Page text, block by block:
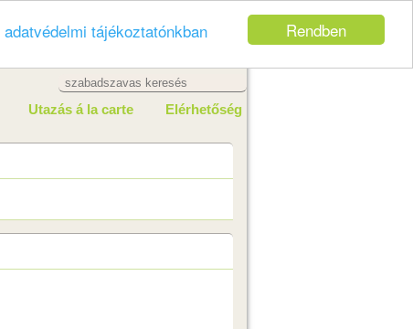
Rendben
adatvédelmi tájékoztatónkban
Utazás á la carte Elérhetőség